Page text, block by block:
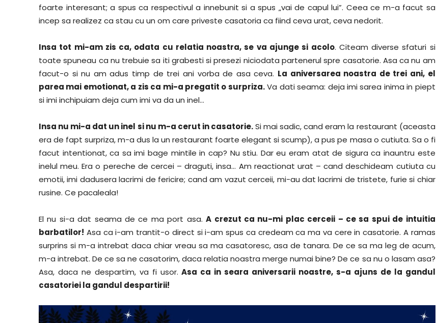
foarte interesant; a spus ca respectivul a innebunit si a spus „vai de capul lui”. Ceea ce m-a facut sa
incep sa realizez ca stau cu un om care priveste casatoria ca fiind ceva urat, ceva nedorit.
Insa tot mi-am zis ca, odata cu relatia noastra, se va ajunge si acolo. Citeam diverse sfaturi si
toate spuneau ca nu trebuie sa iti grabesti si presezi niciodata partenerul spre casatorie. Asa ca nu am
facut-o si nu am adus timp de trei ani vorba de asa ceva. La aniversarea noastra de trei ani, el
parea mai emotionat, a zis ca mi-a pregatit o surpriza.Va dati seama: deja imi sarea inima in piept
si imi inchipuiam deja cum imi va da un inel…
Insa nu mi-a dat un inel si nu m-a cerut in casatorie.Si mai sadic, cand eram la restaurant (aceasta
era de fapt surpriza, m-a dus la un restaurant foarte elegant si scump), a pus pe masa o cutiuta. Sa o fi
facut intentionat, ca sa imi bage mintile in cap? Nu stiu. Dar eu eram atat de sigura ca inauntru este
inelul meu. Era o pereche de cercei – draguti, insa… Am reactionat urat – cand deschideam cutiuta cu
emotii, imi dadusera lacrimi de fericire; cand am vazut cerceii, mi-au dat lacrimi de tristete, furie si chiar
rusine. Ce pacaleala!
El nu si-a dat seama de ce ma port asa.A crezut ca nu-mi plac cerceii – ce sa spui de intuitia
barbatilor! Asa ca i-am trantit-o direct si i-am spus ca credeam ca ma va cere in casatorie. A ramas
surprins si m-a intrebat daca chiar vreau sa ma casatoresc, asa de tanara. De ce sa ma leg de acum,
m-a intrebat. De ce sa ne casatorim, daca relatia noastra merge numai bine? De ce sa nu o lasam asa?
Asa, daca ne despartim, va fi usor.Asa ca in seara aniversarii noastre, s-a ajuns de la gandul
casatoriei la gandul despartirii!